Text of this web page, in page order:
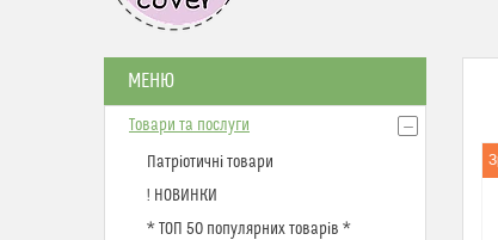
Товари та послуги
Патріотичні товари
! НОВИНКИ
* ТОП 50 популярних товарів *